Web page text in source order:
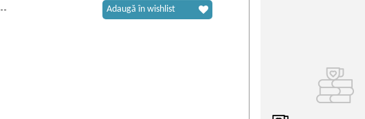
Adaugă în wishlist